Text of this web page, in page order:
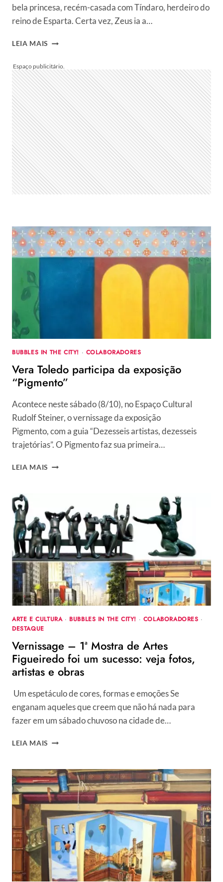
bela princesa, recém-casada com Tíndaro, herdeiro do
reino de Esparta. Certa vez, Zeus ia a…
LEIA MAIS CONHEÇA
DE
LEDA
E
O
CISNE
E
PINTURA
DE
DOMINIQUE
LECOMTE
BUBBLES IN THE CITY! · COLABORADORES
Vera Toledo participa da exposição
“Pigmento”
Acontece neste sábado (8/10), no Espaço Cultural
Rudolf Steiner, o vernissage da exposição
Pigmento, com a guia “Dezesseis artistas, dezesseis
trajetórias”. O Pigmento faz sua primeira…
LEIA MAIS VERA
EXPOSIÇÃO
“PIGMENTO”
ARTE E CULTURA· BUBBLES IN THE CITY! · COLABORADORES ·
DESTAQUE
Vernissage – 1ª Mostra de Artes
Figueiredo foi um sucesso: veja fotos,
artistas e obras
Um espetáculo de cores, formas e emoções Se
enganam aqueles que creem que não há nada para
fazer em um sábado chuvoso na cidade de…
LEIA MAIS VERNISSAGE
MOSTRA
DE
ARTES
FIGUEIREDO
FOI
UM
SUCESSO:
VEJA
FOTOS,
ARTISTAS
E